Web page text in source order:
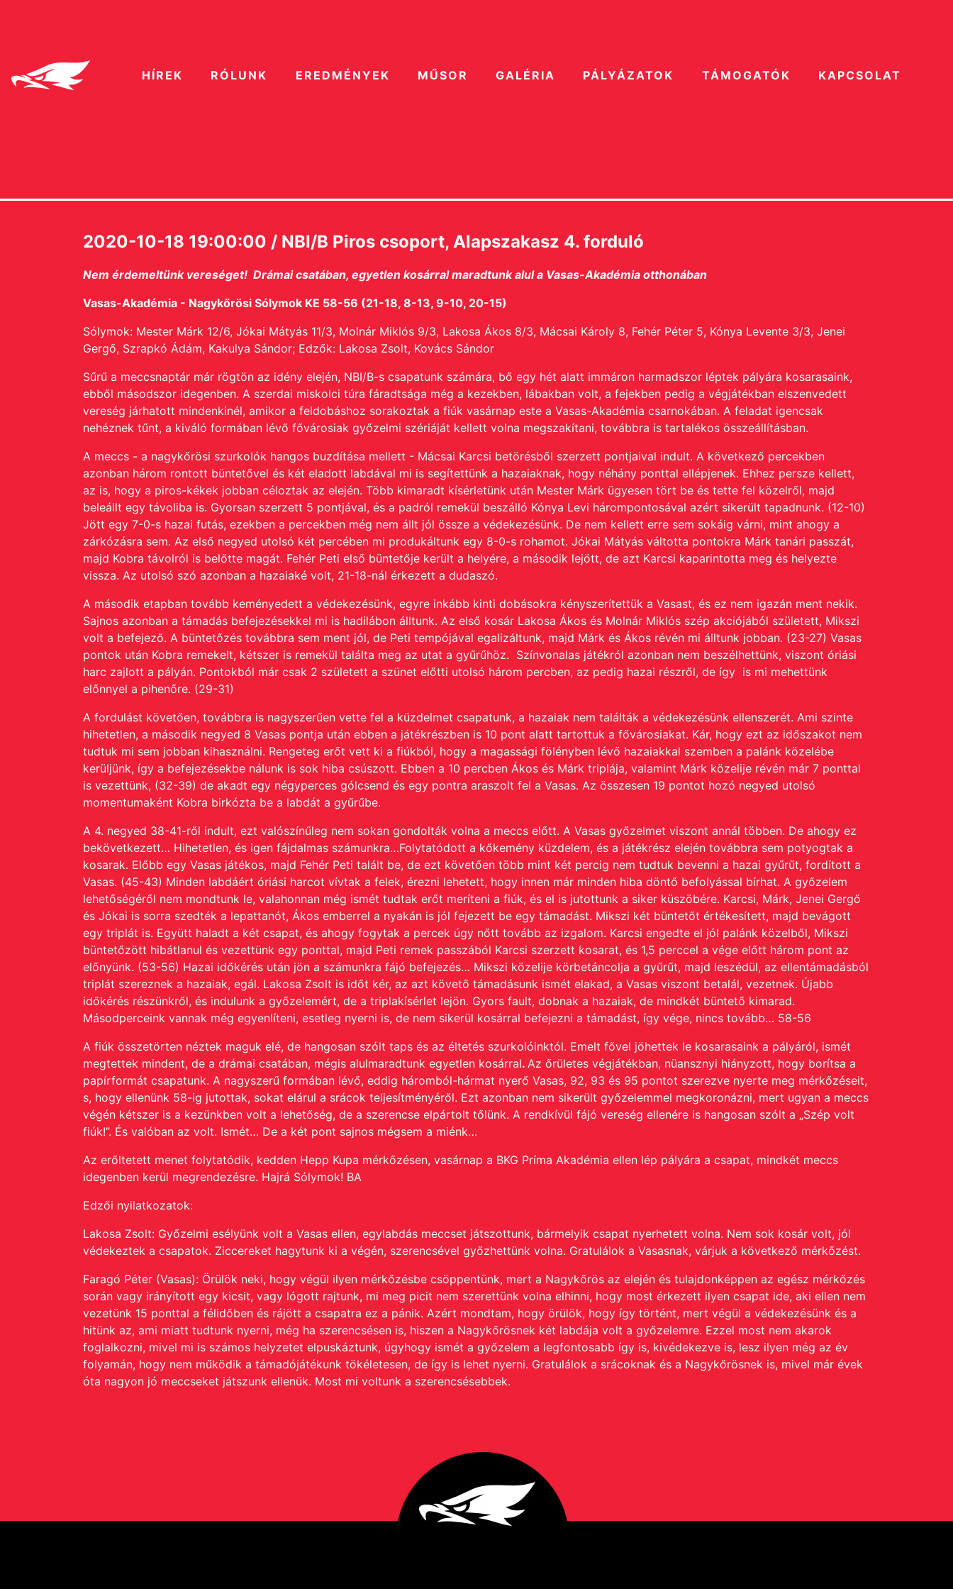
HÍREK RÓLUNK EREDMÉNYEK MŰSOR GALÉRIA PÁLYÁZATOK TÁMOGATÓK KAPCSOLAT
2020-10-18 19:00:00 / NBI/B Piros csoport, Alapszakasz 4. forduló
Nem érdemeltünk vereséget! Drámai csatában, egyetlen kosárral maradtunk alul a Vasas-Akadémia otthonában
Vasas-Akadémia - Nagykőrösi Sólymok KE 58-56 (21-18, 8-13, 9-10, 20-15)
Sólymok: Mester Márk 12/6, Jókai Mátyás 11/3, Molnár Miklós 9/3, Lakosa Ákos 8/3, Mácsai Károly 8, Fehér Péter 5, Kónya Levente 3/3, Jenei
Gergő, Szrapkó Ádám, Kakulya Sándor; Edzők: Lakosa Zsolt, Kovács Sándor
Sűrű a meccsnaptár már rögtön az idény elején, NBI/B-s csapatunk számára, bő egy hét alatt immáron harmadszor léptek pályára kosarasaink,
ebből másodszor idegenben. A szerdai miskolci túra fáradtsága még a kezekben, lábakban volt, a fejekben pedig a végjátékban elszenvedett
vereség járhatott mindenkinél, amikor a feldobáshoz sorakoztak a fiúk vasárnap este a Vasas-Akadémia csarnokában. A feladat igencsak
nehéznek tűnt, a kiváló formában lévő fővárosiak győzelmi szériáját kellett volna megszakítani, továbbra is tartalékos összeállításban.
A meccs - a nagykőrösi szurkolók hangos buzdítása mellett - Mácsai Karcsi betörésből szerzett pontjaival indult. A következő percekben
azonban három rontott büntetővel és két eladott labdával mi is segítettünk a hazaiaknak, hogy néhány ponttal ellépjenek. Ehhez persze kellett,
az is, hogy a piros-kékek jobban céloztak az elején. Több kimaradt kísérletünk után Mester Márk ügyesen tört be és tette fel közelről, majd
beleállt egy távoliba is. Gyorsan szerzett 5 pontjával, és a padról remekül beszálló Kónya Levi hárompontosával azért sikerült tapadnunk. (12-10)
Jött egy 7-0-s hazai futás, ezekben a percekben még nem állt jól össze a védekezésünk. De nem kellett erre sem sokáig várni, mint ahogy a
zárkózásra sem. Az első negyed utolsó két percében mi produkáltunk egy 8-0-s rohamot. Jókai Mátyás váltotta pontokra Márk tanári passzát,
majd Kobra távolról is belőtte magát. Fehér Peti első büntetője került a helyére, a második lejött, de azt Karcsi kaparintotta meg és helyezte
vissza. Az utolsó szó azonban a hazaiaké volt, 21-18-nál érkezett a dudaszó.
A második etapban tovább keményedett a védekezésünk, egyre inkább kinti dobásokra kényszerítettük a Vasast, és ez nem igazán ment nekik.
Sajnos azonban a támadás befejezésekkel mi is hadilábon álltunk. Az első kosár Lakosa Ákos és Molnár Miklós szép akciójából született, Mikszi
volt a befejező. A büntetőzés továbbra sem ment jól, de Peti tempójával egalizáltunk, majd Márk és Ákos révén mi álltunk jobban. (23-27) Vasas
pontok után Kobra remekelt, kétszer is remekül találta meg az utat a gyűrűhöz. Színvonalas játékról azonban nem beszélhettünk, viszont óriási
harc zajlott a pályán. Pontokból már csak 2 született a szünet előtti utolsó három percben, az pedig hazai részről, de így is mi mehettünk
előnnyel a pihenőre. (29-31)
A fordulást követően, továbbra is nagyszerűen vette fel a küzdelmet csapatunk, a hazaiak nem találták a védekezésünk ellenszerét. Ami szinte
hihetetlen, a második negyed 8 Vasas pontja után ebben a játékrészben is 10 pont alatt tartottuk a fővárosiakat. Kár, hogy ezt az időszakot nem
tudtuk mi sem jobban kihasználni. Rengeteg erőt vett ki a fiúkból, hogy a magassági fölényben lévő hazaiakkal szemben a palánk közelébe
kerüljünk, így a befejezésekbe nálunk is sok hiba csúszott. Ebben a 10 percben Ákos és Márk triplája, valamint Márk közelije révén már 7 ponttal
is vezettünk, (32-39) de akadt egy négyperces gólcsend és egy pontra araszolt fel a Vasas. Az összesen 19 pontot hozó negyed utolsó
momentumaként Kobra birkózta be a labdát a gyűrűbe.
A 4. negyed 38-41-ről indult, ezt valószínűleg nem sokan gondolták volna a meccs előtt. A Vasas győzelmet viszont annál többen. De ahogy ez
bekövetkezett… Hihetetlen, és igen fájdalmas számunkra…Folytatódott a kőkemény küzdelem, és a játékrész elején továbbra sem potyogtak a
kosarak. Előbb egy Vasas játékos, majd Fehér Peti talált be, de ezt követően több mint két percig nem tudtuk bevenni a hazai gyűrűt, fordított a
Vasas. (45-43) Minden labdáért óriási harcot vívtak a felek, érezni lehetett, hogy innen már minden hiba döntő befolyással bírhat. A győzelem
lehetőségéről nem mondtunk le, valahonnan még ismét tudtak erőt meríteni a fiúk, és el is jutottunk a siker küszöbére. Karcsi, Márk, Jenei Gergő
és Jókai is sorra szedték a lepattanót, Ákos emberrel a nyakán is jól fejezett be egy támadást. Mikszi két büntetőt értékesített, majd bevágott
egy triplát is. Együtt haladt a két csapat, és ahogy fogytak a percek úgy nőtt tovább az izgalom. Karcsi engedte el jól palánk közelből, Mikszi
büntetőzött hibátlanul és vezettünk egy ponttal, majd Peti remek passzából Karcsi szerzett kosarat, és 1,5 perccel a vége előtt három pont az
előnyünk. (53-56) Hazai időkérés után jön a számunkra fájó befejezés… Mikszi közelije körbetáncolja a gyűrűt, majd leszédül, az ellentámadásból
triplát szereznek a hazaiak, egál. Lakosa Zsolt is időt kér, az azt követő támadásunk ismét elakad, a Vasas viszont betalál, vezetnek. Újabb
időkérés részünkről, és indulunk a győzelemért, de a triplakísérlet lejön. Gyors fault, dobnak a hazaiak, de mindkét büntető kimarad.
Másodperceink vannak még egyenlíteni, esetleg nyerni is, de nem sikerül kosárral befejezni a támadást, így vége, nincs tovább… 58-56
A fiúk összetörten néztek maguk elé, de hangosan szólt taps és az éltetés szurkolóinktól. Emelt fővel jöhettek le kosarasaink a pályáról, ismét
megtettek mindent, de a drámai csatában, mégis alulmaradtunk egyetlen kosárral. Az őrületes végjátékban, nüansznyi hiányzott, hogy borítsa a
papírformát csapatunk. A nagyszerű formában lévő, eddig háromból-hármat nyerő Vasas, 92, 93 és 95 pontot szerezve nyerte meg mérkőzéseit,
s, hogy ellenünk 58-ig jutottak, sokat elárul a srácok teljesítményéről. Ezt azonban nem sikerült győzelemmel megkoronázni, mert ugyan a meccs
végén kétszer is a kezünkben volt a lehetőség, de a szerencse elpártolt tőlünk. A rendkívül fájó vereség ellenére is hangosan szólt a „Szép volt
fiúk!”. És valóban az volt. Ismét… De a két pont sajnos mégsem a miénk…
Az erőltetett menet folytatódik, kedden Hepp Kupa mérkőzésen, vasárnap a BKG Príma Akadémia ellen lép pályára a csapat, mindkét meccs
idegenben kerül megrendezésre. Hajrá Sólymok! BA
Edzői nyilatkozatok:
Lakosa Zsolt: Győzelmi esélyünk volt a Vasas ellen, egylabdás meccset játszottunk, bármelyik csapat nyerhetett volna. Nem sok kosár volt, jól
védekeztek a csapatok. Ziccereket hagytunk ki a végén, szerencsével győzhettünk volna. Gratulálok a Vasasnak, várjuk a következő mérkőzést.
Faragó Péter (Vasas): Örülök neki, hogy végül ilyen mérkőzésbe csöppentünk, mert a Nagykőrös az elején és tulajdonképpen az egész mérkőzés
során vagy irányított egy kicsit, vagy lógott rajtunk, mi meg picit nem szerettünk volna elhinni, hogy most érkezett ilyen csapat ide, aki ellen nem
vezetünk 15 ponttal a félidőben és rájött a csapatra ez a pánik. Azért mondtam, hogy örülök, hogy így történt, mert végül a védekezésünk és a
hitünk az, ami miatt tudtunk nyerni, még ha szerencsésen is, hiszen a Nagykőrösnek két labdája volt a győzelemre. Ezzel most nem akarok
foglalkozni, mivel mi is számos helyzetet elpuskáztunk, úgyhogy ismét a győzelem a legfontosabb így is, kivédekezve is, lesz ilyen még az év
folyamán, hogy nem működik a támadójátékunk tökéletesen, de így is lehet nyerni. Gratulálok a srácoknak és a Nagykőrösnek is, mivel már évek
óta nagyon jó meccseket játszunk ellenük. Most mi voltunk a szerencsésebbek.